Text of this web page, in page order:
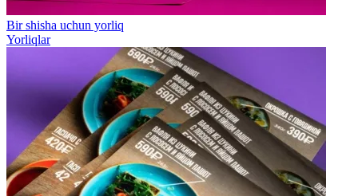
Bir shisha uchun yorliq
Yorliqlar